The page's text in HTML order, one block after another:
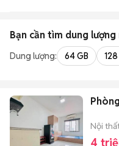
Bạn cần tìm dung lượng
Dung lượng: 64 GB
Nội
4